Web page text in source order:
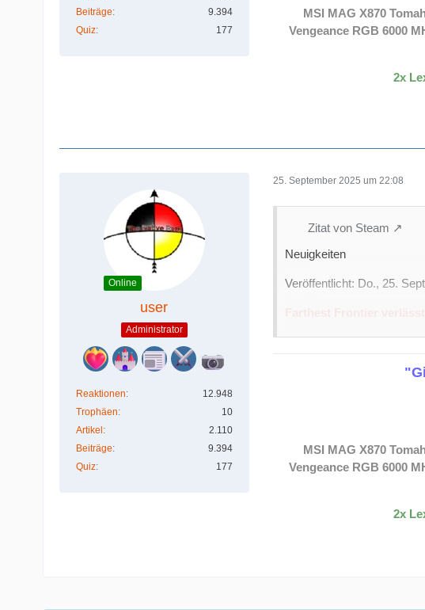
Beiträge
9.394
Quiz
177 Die vollständige Liste der
MSI MAG X870
Vengeance RGB 6000
2x
Online
user
Administrator
Reaktionen
12.948
Trophäen
10
Artikel
2.110
Beiträge
9.394
Quiz
177
25. September 2025 um 22:08
Zitat von Steam
Neuigkeiten
Veröffentlicht: Do., 25.
Farthest Frontier
Nach einer äußerst
Städtebausimulationen
Denkmäler mit
MSI MAG X870
Vengeance RGB 6000
2x